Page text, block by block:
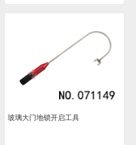
玻璃大门地锁开启工具